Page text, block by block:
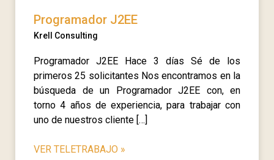
Programador J2EE
Krell Consulting
Programador J2EE Hace 3 días Sé de los
primeros 25 solicitantes Nos encontramos en la
búsqueda de un Programador J2EE con, en
torno 4 años de experiencia, para trabajar con
uno de nuestros cliente […]
VER TELETRABAJO »